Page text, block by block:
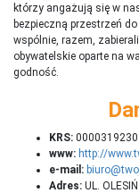
którzy angażują się w
bezpieczną przestrzeń
wspólnie, razem,
obywatelskie oparte na
godność.
KRS: 0000319230
www: http://
e-mail:
Adres: UL.